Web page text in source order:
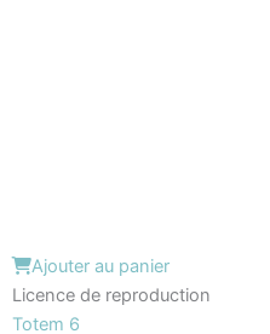
Ajouter au panier
Licence de reproduction
Totem 6